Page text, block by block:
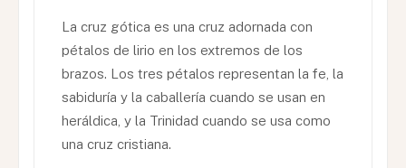
La cruz gótica es una cruz adornada con
pétalos de lirio en los extremos de los
brazos. Los tres pétalos representan la fe, la
sabiduría y la caballería cuando se usan en
heráldica, y la Trinidad cuando se usa como
una cruz cristiana.